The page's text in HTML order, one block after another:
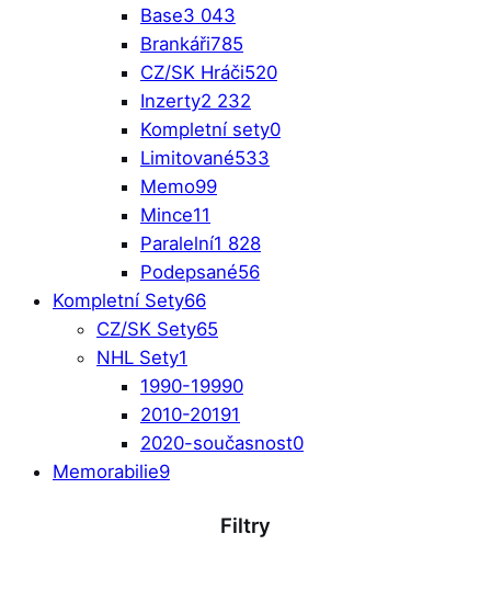
Base3 043
Brankáři785
CZ/SK Hráči520
Inzerty2 232
Kompletní sety0
Limitované533
Memo99
Mince11
Paralelní1 828
Podepsané56
Kompletní Sety66
CZ/SK Sety65
NHL Sety1
1990-19990
2010-20191
2020-současnost0
Memorabilie9
Filtry